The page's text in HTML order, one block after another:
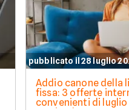
pubblicato il 28 luglio
Addio canone della
fissa: 3 offerte
convenienti di luglio